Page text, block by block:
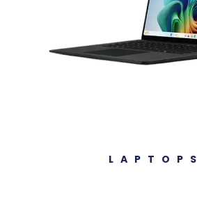
LAPTOPS